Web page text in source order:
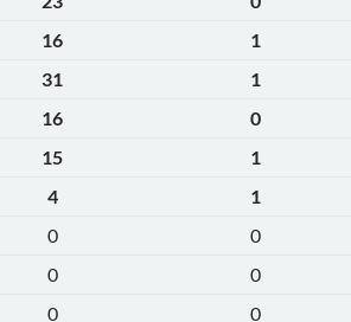
16 1
31 1
16 0
15 1
4 1
0 0
0 0
0 0